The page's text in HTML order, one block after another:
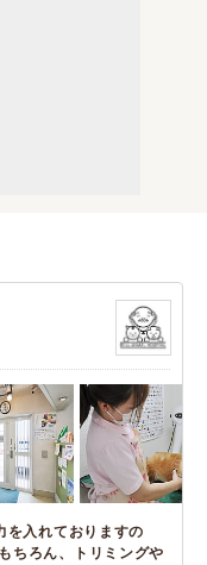
を入れておりますの
ちろん、トリミングや